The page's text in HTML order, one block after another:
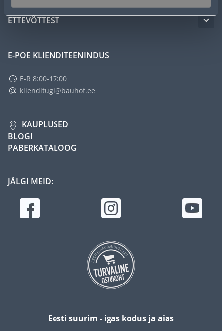
ETTEVÕTTEST
E-POE KLIENDITEENINDUS
E-R 8:00-17:00
klienditugi@bauhof.ee
KAUPLUSED
BLOGI
PABERKATALOOG
JÄLGI MEID:
Eesti suurim - igas kodus ja aias